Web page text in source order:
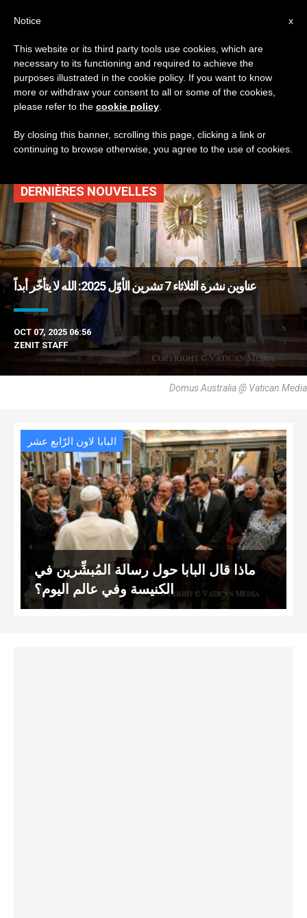
TAG
Posts Tagged ‘رابطة
القدّيس أندراوس’
DERNIÈRES NOUVELLES
عناوين نشرة الثلاثاء 7 تشرين الأوّل 2025: الله لا يتأخّر أبداً
OCT 07, 2025 06:56
ZENIT STAFF
Domus Australia @ Vatican Media
البابا لاون الرّابع عشر
ماذا قال البابا حول رسالة المُبشِّرين في
الكنيسة وفي عالم اليوم؟
x
Notice
This website or its third party tools use cookies, which are
necessary to its functioning and required to achieve the
purposes illustrated in the cookie policy. If you want to know
more or withdraw your consent to all or some of the cookies,
please refer to the cookie policy
By closing this banner, scrolling this page, clicking a link or
continuing to browse otherwise, you agree to the use of cookies.